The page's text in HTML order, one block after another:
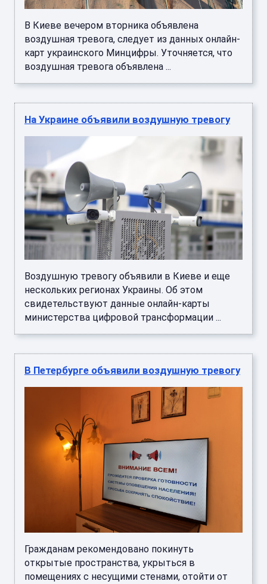
В Киеве вечером вторника объявлена
воздушная тревога, следует из данных онлайн-
карт украинского Минцифры. Уточняется, что
воздушная тревога объявлена ...
На Украине объявили воздушную тревогу
Воздушную тревогу объявили в Киеве и еще
нескольких регионах Украины. Об этом
свидетельствуют данные онлайн-карты
министерства цифровой трансформации ...
B Петербурге объявили воздушную тревогу
Гражданам рекомендовано покинуть
открытые пространства, укрыться в
помещениях с несущими стенами, отойти от